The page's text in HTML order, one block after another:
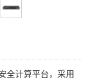
全计算平台，采用